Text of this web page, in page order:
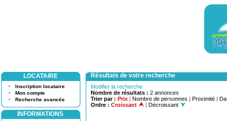
LOCATAIRE
Inscription locataire
Mon compte
Recherche avancée
INFORMATIONS
Résultats de votre recherche
Modifier la recherche
Nombre de résultats : 2 annonces
Trier par : Prix | Nombre de personnes | Proximité |
Ordre : Croissant | Décroissant